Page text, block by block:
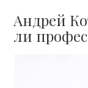
Андрей
ли